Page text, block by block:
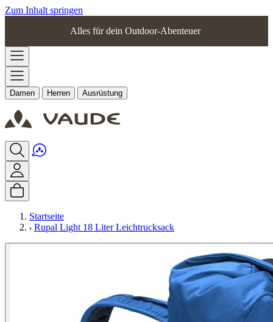
Zum Inhalt springen
Alles für dein Outdoor-Abenteuer
Damen Herren Ausrüstung
Startseite
Rupal Light 18 Liter Leichtrucksack